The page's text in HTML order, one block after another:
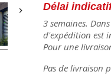

Délai
3 semaines. D
d'expédition est
Pour une
Pas de livraison